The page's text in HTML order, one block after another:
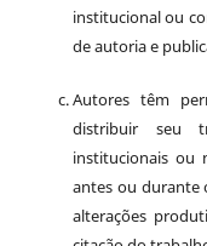
institucional ou
de autoria e
Autores têm
distribuir seu
institucionais ou
antes ou durante
alterações